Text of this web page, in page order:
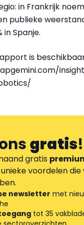
in Frankrijk
publieke
in Spanje.
is
gratis!
gratis
voordelen die
newsletter met
tot 35